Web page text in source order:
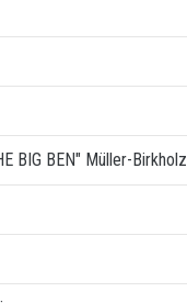
BIG BEN" Müller-Birkholz